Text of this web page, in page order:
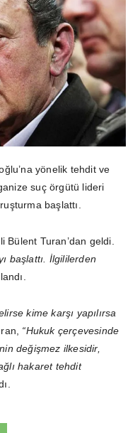
yönelik tehdit ve
suç örgütü lideri
başlattı.
Bülent Turan’dan geldi.
başlattı. İlgililerden
kime karşı yapılırsa
“Hukuk çerçevesinde
değişmez ilkesidir,
hakaret tehdit